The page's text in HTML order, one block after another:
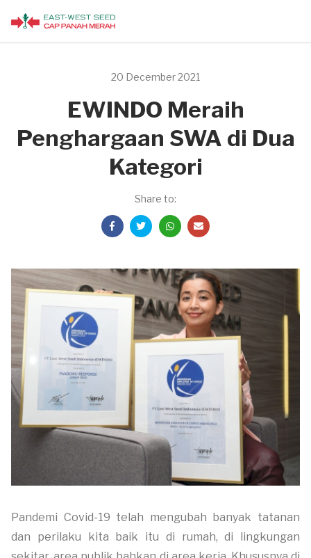
20 December 2021
EWINDO Meraih
Penghargaan SWA di Dua
Kategori
Share to:
Pandemi Covid-19 telah mengubah banyak tatanan
dan perilaku kita baik itu di rumah, di lingkungan